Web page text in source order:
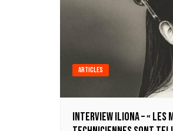
Articles
INTERVIEW ILIONA – «